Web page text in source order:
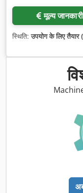
मूल्य जानकारी
स्थिति:उपयोग के लिए